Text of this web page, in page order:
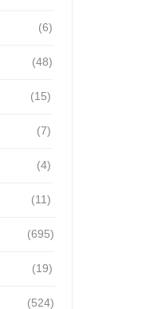
(6)
(48)
(15)
(7)
(4)
(11)
(695)
(19)
(524)